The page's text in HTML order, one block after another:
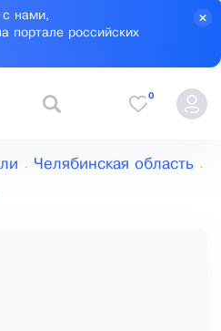
с нами,
портале российских
0
Челябинская область